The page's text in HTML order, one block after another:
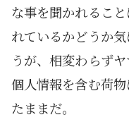
な事を聞かれるこ
れているかどうか
うが、相変わらず
個人情報を含む荷
たままだ。